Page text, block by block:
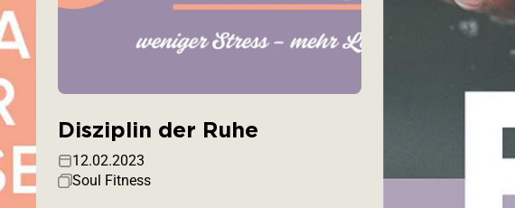
Disziplin der Ruhe
12.02.2023
Soul Fitness